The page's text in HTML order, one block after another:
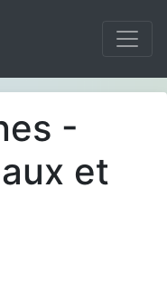
-
et